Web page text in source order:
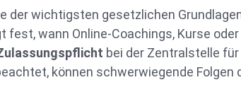
der wichtigsten gesetzlichen
wann Online-Coachings, Kurse oder
bei der Zentralstelle für
können schwerwiegende Folgen